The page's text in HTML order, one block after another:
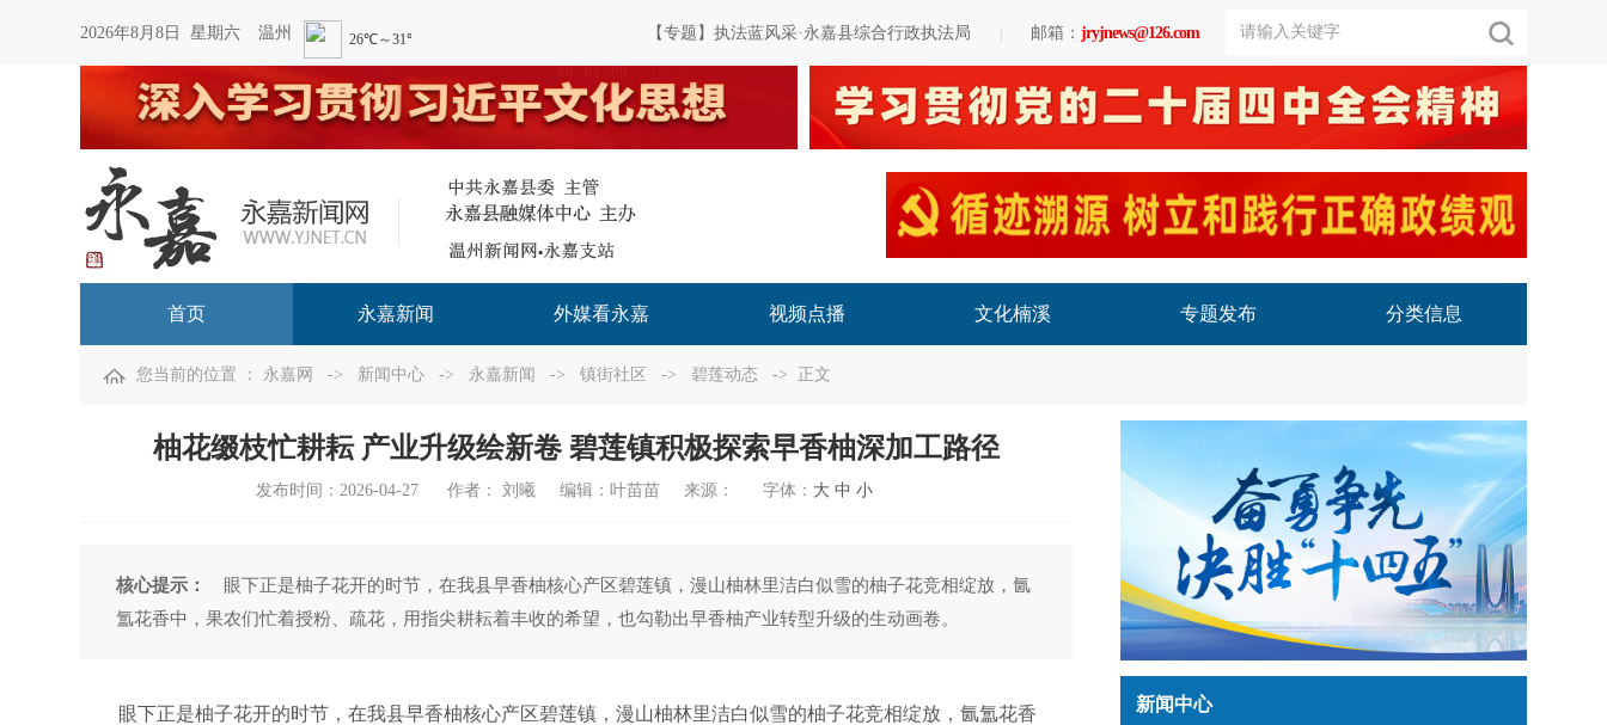
2026年8月8日 星期六 温州 【专题】执法蓝风采·永嘉县综合行政执法局 邮箱： jryjnews@126.com
首页 永嘉新闻 外媒看永嘉 视频点播 文化楠溪 专题发布 分类信息
您当前的位置 ： 永嘉网 -> 新闻中心 -> 永嘉新闻 -> 镇街社区 -> 碧莲动态 -> 正文
柚花缀枝忙耕耘 产业升级绘新卷 碧莲镇积极探索早香柚深加工路径
发布时间： 2026-04-27 作者： 刘曦 编辑： 叶苗苗 来源： 字体： 大 中 小
核心提示：
眼下正是柚子花开的时节，在我县早香柚核心产区碧莲镇，漫山柚林里洁白似雪的柚子花竞相绽放，氤
氲花香中，果农们忙着授粉、疏花，用指尖耕耘着丰收的希望，也勾勒出早香柚产业转型升级的生动画卷。
眼下正是柚子花开的时节，在我县早香柚核心产区碧莲镇，漫山柚林里洁白似雪的柚子花竞相绽放，氤氲花香
新闻中心